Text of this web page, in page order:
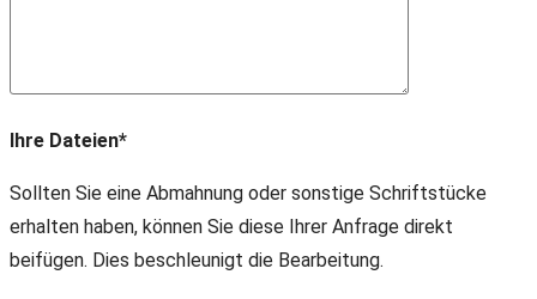
Ihre Dateien*
Sollten Sie eine Abmahnung oder sonstige Schriftstücke
erhalten haben, können Sie diese Ihrer Anfrage direkt
beifügen. Dies beschleunigt die Bearbeitung.